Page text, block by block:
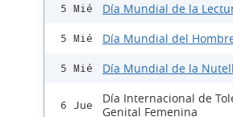
5 Mié Día Mundial de la
5 Mié Día Mundial del
5 Mié Día Mundial de la
6 Jue
Día Internacional de
Genital Femenina